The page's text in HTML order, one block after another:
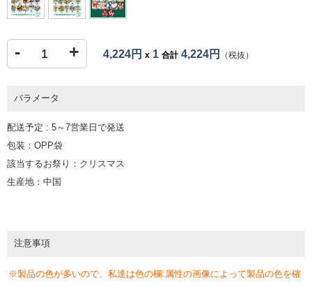
- + 4,224円 x 1 合計4,224円 （税抜）
パラメータ
配送予定 : 5～7営業日で発送
包装：OPP袋
該当するお祭り：クリスマス
生産地：中国
注意事項
※製品の色が多いので、私達は色の欄:属性の画像によって製品の色を確